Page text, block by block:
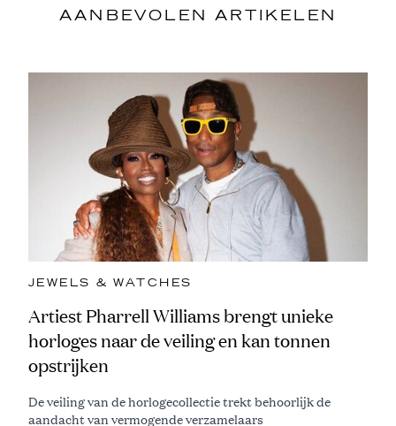
AANBEVOLEN ARTIKELEN
JEWELS & WATCHES
Artiest Pharrell Williams brengt unieke
horloges naar de veiling en kan tonnen
opstrijken
De veiling van de horlogecollectie trekt behoorlijk de
aandacht van vermogende verzamelaars